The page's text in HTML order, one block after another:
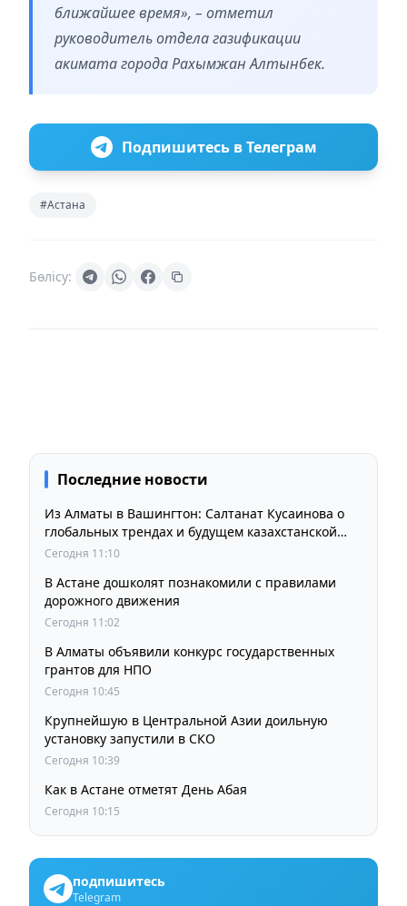
ближайшее время», – отметил
руководитель отдела газификации
акимата города Рахымжан Алтынбек.
Подпишитесь в Телеграм
#Астана
Бөлісу:
Последние новости
Из Алматы в Вашингтон: Салтанат Кусаинова о
глобальных трендах и будущем казахстанской
школы
Сегодня 11:10
В Астане дошколят познакомили с правилами
дорожного движения
Сегодня 11:02
В Алматы объявили конкурс государственных
грантов для НПО
Сегодня 10:45
Крупнейшую в Центральной Азии доильную
установку запустили в СКО
Сегодня 10:39
Как в Астане отметят День Абая
Сегодня 10:15
подпишитесь
Telegram